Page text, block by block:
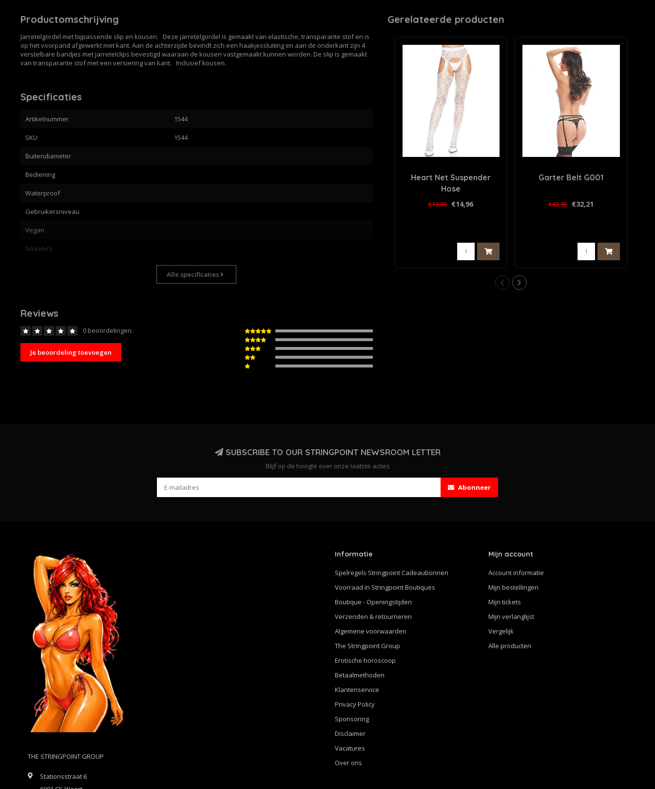
Productomschrijving
Jarretelgordel met bijpassende slip en kousen. Deze jarretelgordel is gemaakt van elastische, transparante stof en is
op het voorpand afgewerkt met kant. Aan de achterzijde bevindt zich een haakjessluiting en aan de onderkant zijn 4
verstelbare bandjes met jarretelclips bevestigd waaraan de kousen vastgemaakt kunnen worden. De slip is gemaakt
van transparante stof met een versiering van kant. Inclusief kousen.
Specificaties
Artikelnummer 1544
SKU 1544
Buitendiameter
Bediening
Waterproof
Gebruikersniveau
Vegan
Nikkelvrij
Alle specificaties
Reviews
0 beoordelingen
Je beoordeling toevoegen
Gerelateerde producten
Heart Net Suspender
Hose
€19,95 €14,96
Garter Belt G001
€42,95 €32,21
SUBSCRIBE TO OUR STRINGPOINT NEWSROOM LETTER
Blijf op de hoogte over onze laatste acties
Abonneer
THE STRINGPOINT GROUP
Stationsstraat 6
Informatie
Spelregels Stringpoint Cadeaubonnen
Voorraad in Stringpoint Boutiques
Boutique - Openingstijden
Verzenden & retourneren
Algemene voorwaarden
The Stringpoint Group
Erotische horoscoop
Betaalmethoden
Klantenservice
Privacy Policy
Sponsoring
Disclaimer
Vacatures
Over ons
Mijn account
Account informatie
Mijn bestellingen
Mijn tickets
Mijn verlanglijst
Vergelijk
Alle producten